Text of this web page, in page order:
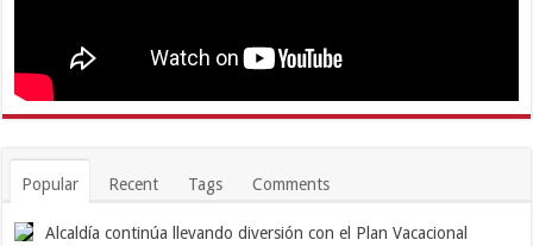
Popular Recent Tags Comments
Alcaldía continúa llevando diversión con el Plan Vacacional